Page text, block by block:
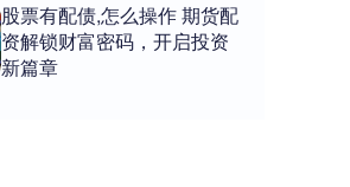
股票有配债,怎么操作 期货配
资解锁财富密码，开启投资
新篇章